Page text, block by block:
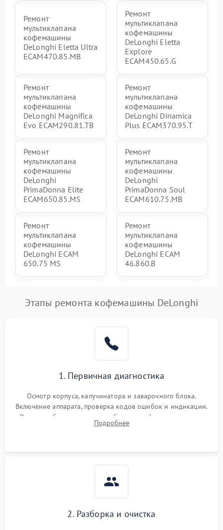
Ремонт
мультиклапана
кофемашины
DeLonghi Eletta Ultra
ECAM470.85.MB
Ремонт
мультиклапана
кофемашины
DeLonghi Eletta
Explore
ECAM450.65.G
Ремонт
мультиклапана
кофемашины
DeLonghi Magnifica
Evo ECAM290.81.TB
Ремонт
мультиклапана
кофемашины
DeLonghi Dinamica
Plus ECAM370.95.T
Ремонт
мультиклапана
кофемашины
DeLonghi
PrimaDonna Elite
ECAM650.85.MS
Ремонт
мультиклапана
кофемашины
DeLonghi
PrimaDonna Soul
ECAM610.75.MB
Ремонт
мультиклапана
кофемашины
DeLonghi ECAM
650.75 MS
Ремонт
мультиклапана
кофемашины
DeLonghi ECAM
46.860.B
Этапы ремонта кофемашины DeLonghi
1. Первичная диагностика
Осмотр корпуса, капучинатора и заварочного блока.
Включение аппарата, проверка кодов ошибок и индикации.
Оценка работы помпы, термоблока и кофемолки на слух.
Измерение температуры и давления воды для выявления
Подробнее
2. Разборка и очистка